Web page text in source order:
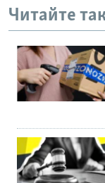
Читайте